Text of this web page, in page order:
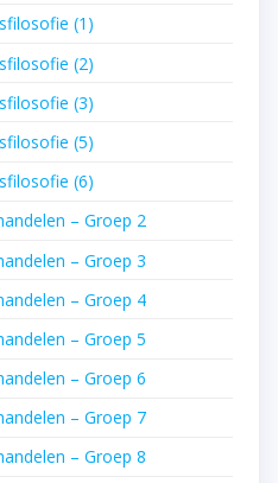
(1)
(2)
(3)
(5)
(6)
– Groep 2
– Groep 3
– Groep 4
– Groep 5
– Groep 6
– Groep 7
– Groep 8